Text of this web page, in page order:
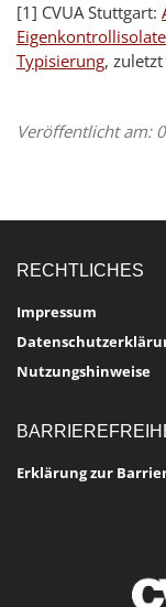
[1] CVUA Stuttgart:
Typisierung,
Veröffentlicht am:
RECHTLICHES
Impressum
Nutzungshinweise
Erklärung zur